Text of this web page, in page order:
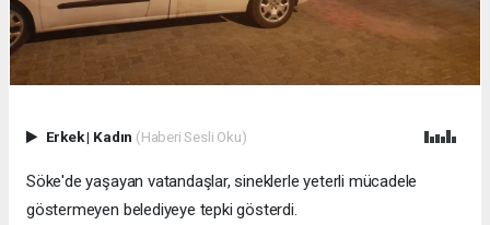
Erkek| Kadın (Haberi Sesli Oku)
Söke'de yaşayan vatandaşlar, sineklerle yeterli mücadele
göstermeyen belediyeye tepki gösterdi.